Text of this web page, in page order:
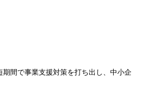
間で事業支援対策を打ち出し、中小企